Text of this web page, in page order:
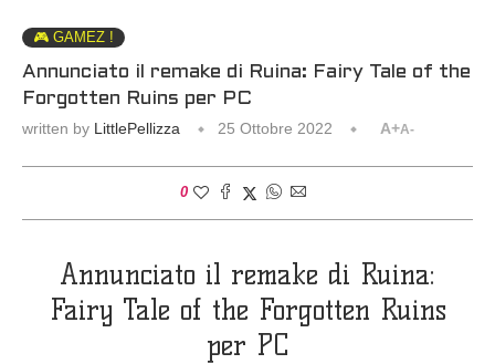
🎮 GAMEZ !
Annunciato il remake di Ruina: Fairy Tale of the
Forgotten Ruins per PC
written by LittlePellizza 25 Ottobre 2022 A+A-
0
Annunciato il remake di Ruina:
Fairy Tale of the Forgotten Ruins
per PC